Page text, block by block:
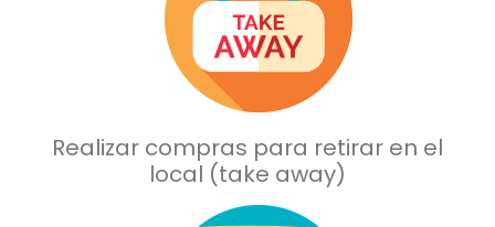
Realizar compras para retirar en el
local (take away)